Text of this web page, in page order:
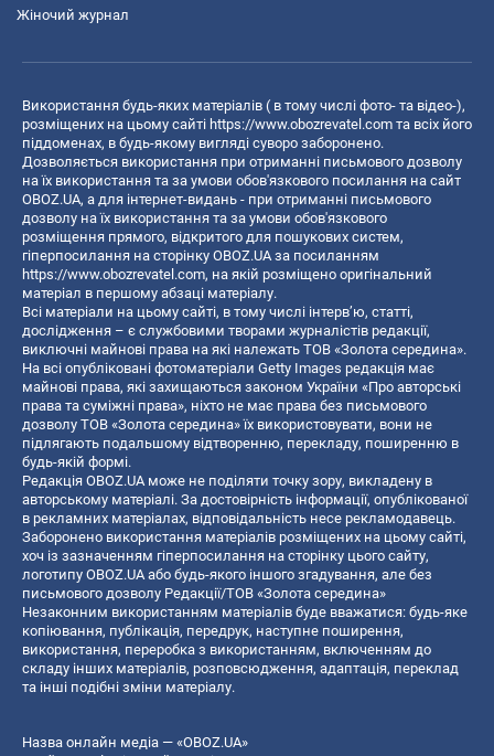
Жіночий журнал
Використання будь-яких матеріалів ( в тому числі фото- та відео-),
розміщених на цьому сайті https://www.obozrevatel.com та всіх його
піддоменах, в будь-якому вигляді суворо заборонено.
Дозволяється використання при отриманні письмового дозволу
на їх використання та за умови обов'язкового посилання на сайт
OBOZ.UA, а для інтернет-видань - при отриманні письмового
дозволу на їх використання та за умови обов'язкового
розміщення прямого, відкритого для пошукових систем,
гіперпосилання на сторінку OBOZ.UA за посиланням
https://www.obozrevatel.com, на якій розміщено оригінальний
матеріал в першому абзаці матеріалу.
Всі матеріали на цьому сайті, в тому числі інтерв’ю, статті,
дослідження – є службовими творами журналістів редакції,
виключні майнові права на які належать ТОВ «Золота середина».
На всі опубліковані фотоматеріали Getty Images редакція має
майнові права, які захищаються законом України «Про авторські
права та суміжні права», ніхто не має права без письмового
дозволу ТОВ «Золота середина» їх використовувати, вони не
підлягають подальшому відтворенню, перекладу, поширенню в
будь-якій формі.
Редакція OBOZ.UA може не поділяти точку зору, викладену в
авторському матеріалі. За достовірність інформації, опублікованої
в рекламних матеріалах, відповідальність несе рекламодавець.
Заборонено використання матеріалів розміщених на цьому сайті,
хоч із зазначенням гіперпосилання на сторінку цього сайту,
логотипу OBOZ.UA або будь-якого іншого згадування, але без
письмового дозволу Редакції/ТОВ «Золота середина»
Незаконним використанням матеріалів буде вважатися: будь-яке
копiювання, публiкацiя, передрук, наступне поширення,
використання, переробка з використанням, включенням до
складу інших матеріалів, розповсюдження, адаптація, переклад
та інші подібні зміни матеріалу.
Назва онлайн медіа — «OBOZ.UA»